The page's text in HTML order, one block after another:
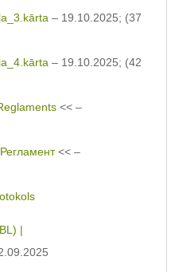
– 19.10.2025; (37
– 19.10.2025; (42
<< –
<< –
|